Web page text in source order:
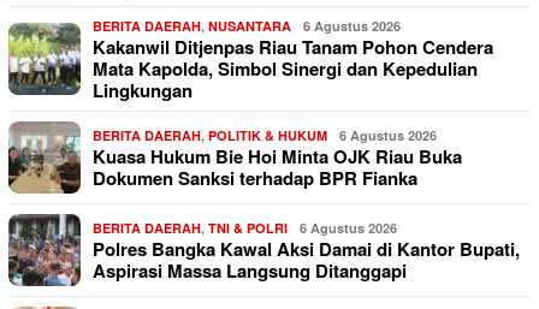
BERITA DAERAH, NUSANTARA 6 Agustus 2026
Kakanwil Ditjenpas Riau Tanam Pohon Cendera
Mata Kapolda, Simbol Sinergi dan Kepedulian
Lingkungan
BERITA DAERAH, POLITIK & HUKUM 6 Agustus 2026
Kuasa Hukum Bie Hoi Minta OJK Riau Buka
Dokumen Sanksi terhadap BPR Fianka
BERITA DAERAH, TNI & POLRI 6 Agustus 2026
Polres Bangka Kawal Aksi Damai di Kantor Bupati,
Aspirasi Massa Langsung Ditanggapi